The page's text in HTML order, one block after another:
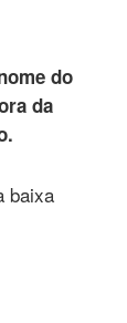
do
da
baixa